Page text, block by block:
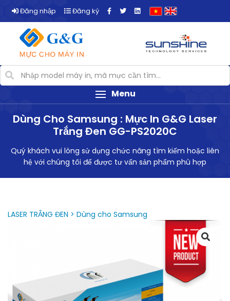
Đăng nhập Đăng ký
Menu
Dùng Cho Samsung : Mực In G&G Laser
Trắng Đen GG-PS2020C
Quý khách vui lòng sử dụng chức năng tìm kiếm hoặc liên
hệ với chúng tôi để được tư vấn sản phẩm phù hợp
LASER TRẮNG ĐEN > Dùng cho Samsung